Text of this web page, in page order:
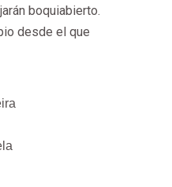
boquiabierto.
desde el que